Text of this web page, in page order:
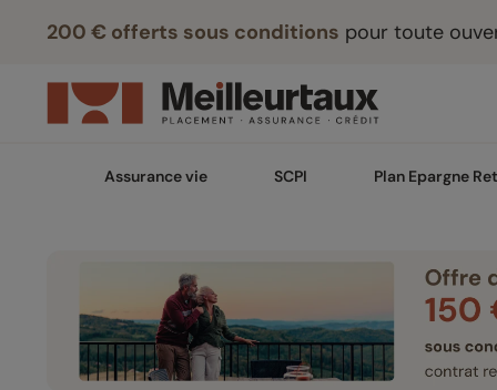
200 € offerts sous conditions pour toute
Assurance vie SCPI Plan Epargne